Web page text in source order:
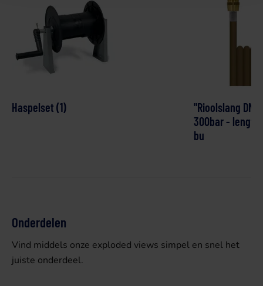
Haspelset (1)
"Rioolslang
300bar -
bu
Onderdelen
Vind middels onze exploded views simpel en snel het
juiste onderdeel.